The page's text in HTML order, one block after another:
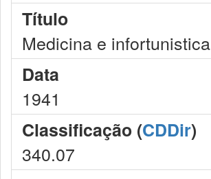
Título
Medicina e infortunistica
Data
1941
Classificação (CDDir)
340.07